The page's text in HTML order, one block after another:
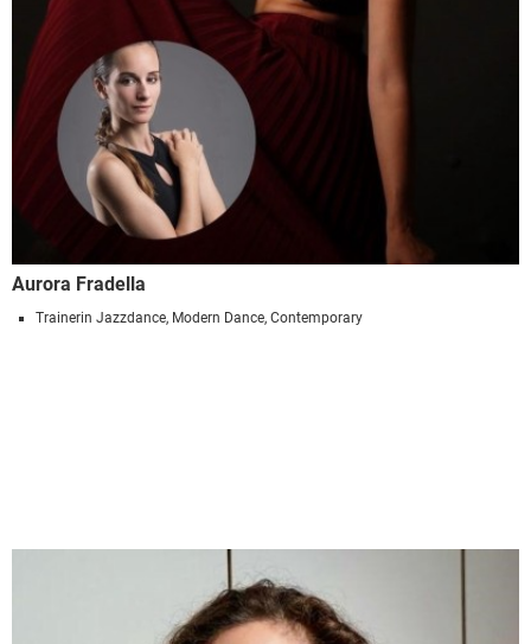
Aurora Fradella
Trainerin Jazzdance, Modern Dance, Contemporary